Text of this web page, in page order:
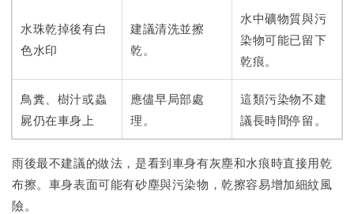
水珠乾掉後有白
色水印
建議清洗並擦
乾。
水中礦物質與污
染物可能已留下
乾痕。
鳥糞、樹汁或蟲
屍仍在車身上
應儘早局部處
理。
這類污染物不建
議長時間停留。
雨後最不建議的做法，是看到車身有灰塵和水痕時直接用乾
布擦。車身表面可能有砂塵與污染物，乾擦容易增加細紋風
險。